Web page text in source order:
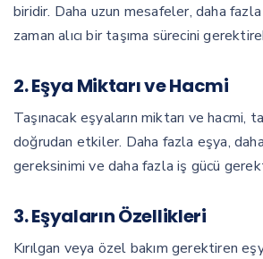
biridir. Daha uzun mesafeler, daha
zaman alıcı bir taşıma sürecini
2. Eşya Miktarı ve Hacmi
Taşınacak eşyaların miktarı ve hacmi,
doğrudan etkiler. Daha fazla eşya,
gereksinimi ve daha fazla iş gücü
3. Eşyaların Özellikleri
Kırılgan veya özel bakım gerektiren